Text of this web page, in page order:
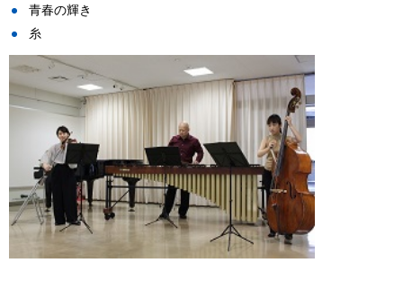
青春の輝き
糸